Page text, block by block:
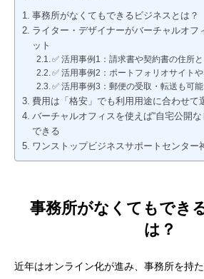
事務所がなくてもできるビジネスとは？
ライター・デザイナーがバーチャルオフ
ット
✅ 活用事例1：請求書や契約書の住所
✅ 活用事例2：ポートフォリオサイト
✅ 活用事例3：郵便の受取・転送も可能
費用は「格安」でも利用用途に合わせて
バーチャルオフィスを使えば“自宅公開
できる
ワンストップビジネスサポートセンター
事務所がなくてもでき
は？
近年はオンライン化が進み、事務所を持